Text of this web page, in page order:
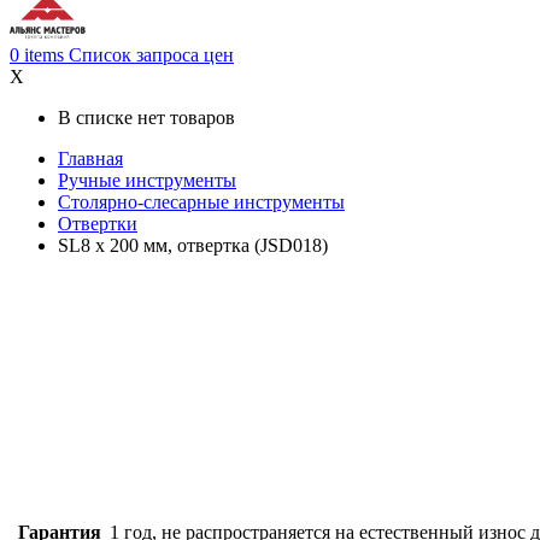
0 items Список запроса цен
X
В списке нет товаров
Главная
Ручные инструменты
Столярно-слесарные инструменты
Отвертки
SL8 х 200 мм, отвертка (JSD018)
Гарантия 1 год, не распространяется на естественный износ